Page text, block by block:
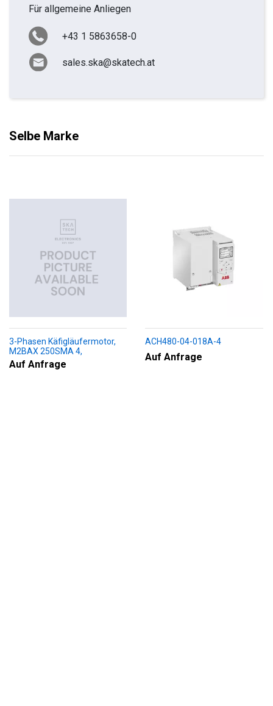
Für allgemeine Anliegen
+43 1 5863658-0
sales.ska@skatech.at
Selbe Marke
3-Phasen Käfigläufermotor,
M2BAX 250SMA 4,
+188+230+451+009
Auf Anfrage
ACH480-04-018A-4
Auf Anfrage